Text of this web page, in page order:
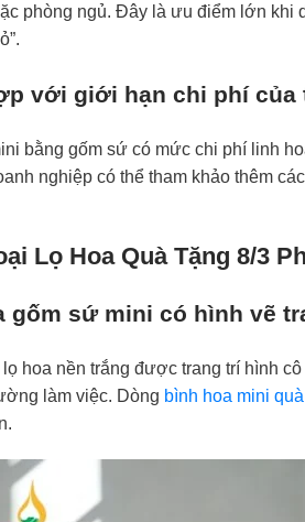
phòng ngủ. Đây là ưu điểm lớn khi
với giới hạn chi phí của
bằng gốm sứ có mức chi phí linh
nghiệp có thể tham khảo thêm các
Lọ Hoa Quà Tặng 8/3
gốm sứ mini có hình vẽ
hoa nền trắng được trang trí hình
làm việc. Dòng bình hoa mini